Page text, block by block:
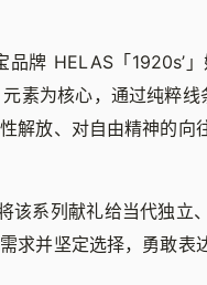
牌 HELAS「1920s’
素为核心，通过纯粹
解放、对自由精神的向往
该系列献礼给当代独立
求并坚定选择，勇敢表